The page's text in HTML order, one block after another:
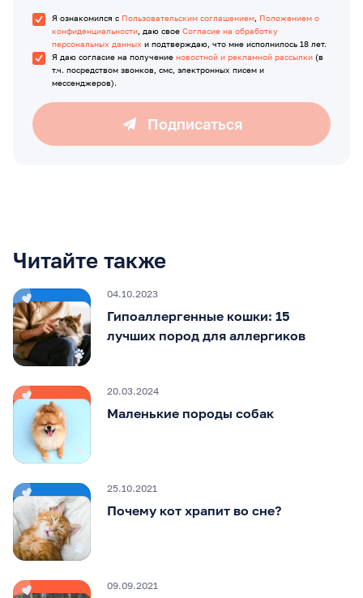
Я ознакомился с Пользовательским соглашением, Положением о
конфиденциальности, даю свое Согласие на обработку
персональных данных и подтверждаю, что мне исполнилось 18 лет.
Я даю согласие на получение новостной и рекламной рассылки (в
т.ч. посредством звонков, смс, электронных писем и
мессенджеров).
Подписаться
Читайте также
04.10.2023
Гипоаллергенные кошки: 15
лучших пород для аллергиков
20.03.2024
Маленькие породы собак
25.10.2021
Почему кот храпит во сне?
09.09.2021